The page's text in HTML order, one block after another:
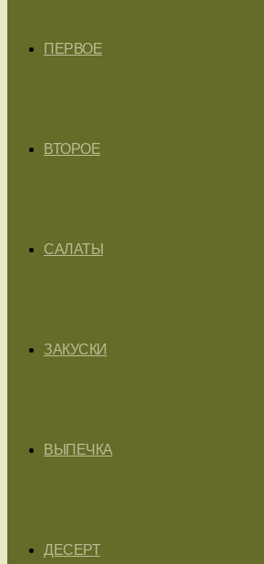
ПЕРВОЕ
ВТОРОЕ
САЛАТЫ
ЗАКУСКИ
ВЫПЕЧКА
ДЕСЕРТ